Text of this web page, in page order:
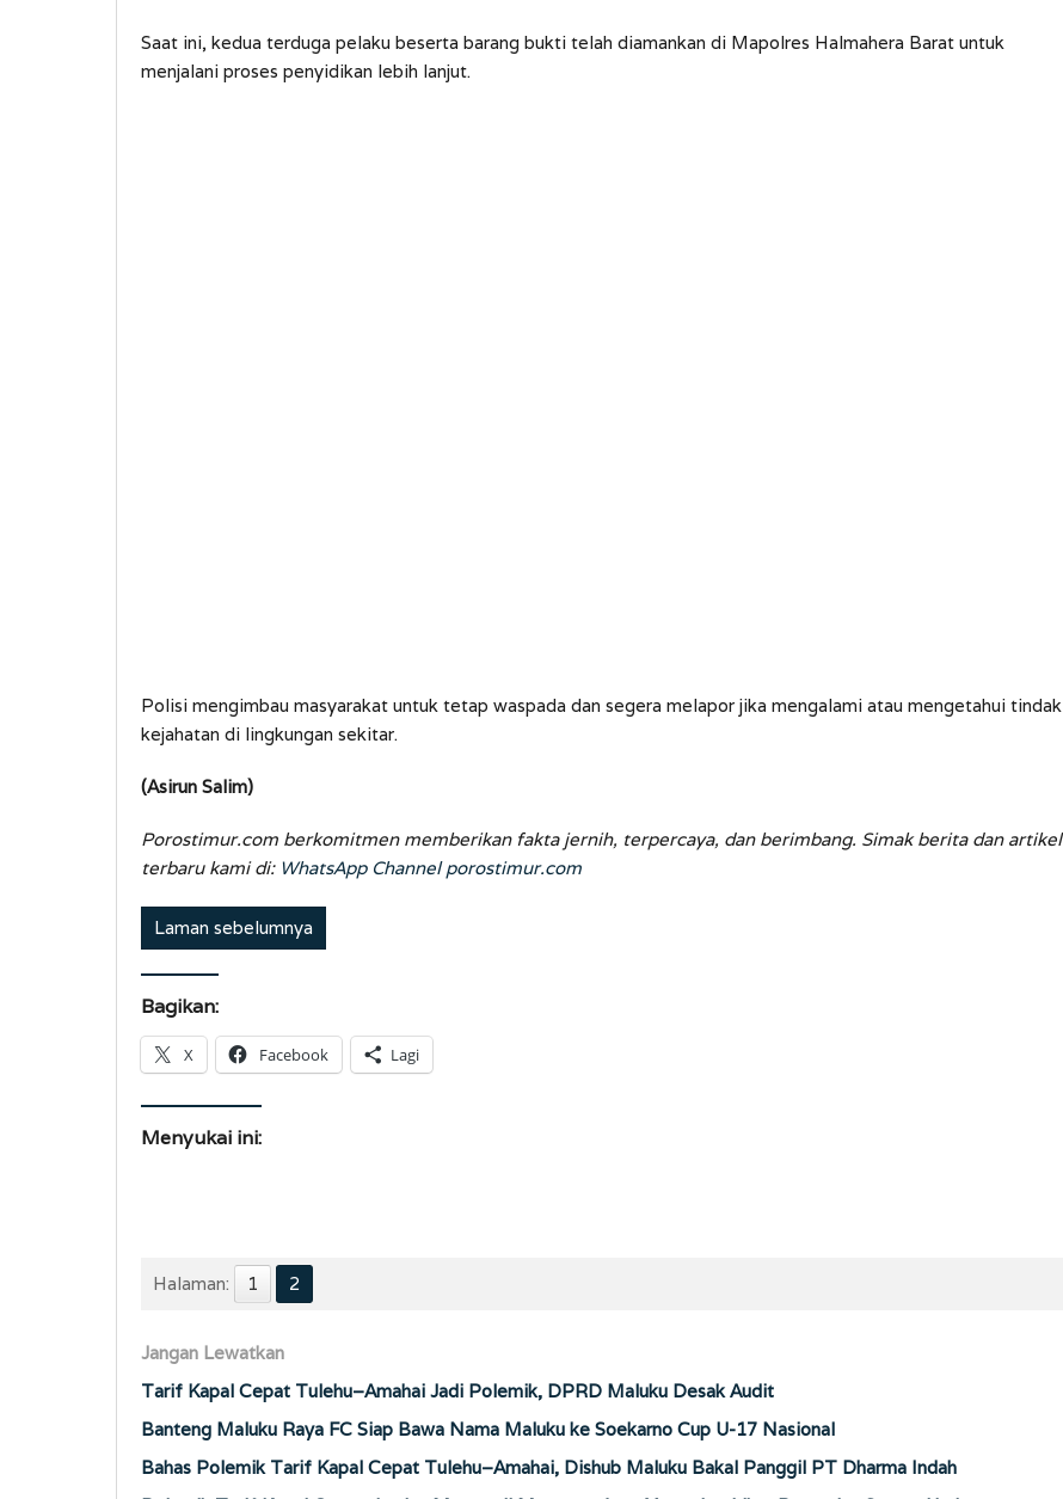
Saat ini, kedua terduga pelaku beserta barang bukti telah diamankan di Mapolres Halmahera Barat untuk
menjalani proses penyidikan lebih lanjut.
Polisi mengimbau masyarakat untuk tetap waspada dan segera melapor jika mengalami atau mengetahui tindak
kejahatan di lingkungan sekitar.
(Asirun Salim)
Porostimur.com berkomitmen memberikan fakta jernih, terpercaya, dan berimbang. Simak berita dan artikel
terbaru kami di: WhatsApp Channel porostimur.com
Laman sebelumnya
Bagikan:
X Facebook Lagi
Menyukai ini:
Halaman: 1 2
Jangan Lewatkan
Tarif Kapal Cepat Tulehu–Amahai Jadi Polemik, DPRD Maluku Desak Audit
Banteng Maluku Raya FC Siap Bawa Nama Maluku ke Soekarno Cup U-17 Nasional
Bahas Polemik Tarif Kapal Cepat Tulehu–Amahai, Dishub Maluku Bakal Panggil PT Dharma Indah